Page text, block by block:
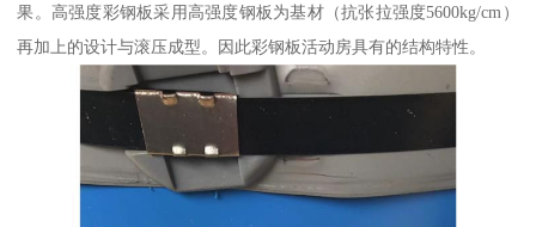
果。高强度彩钢板采用高强度钢板为基材（抗张拉强度5600kg/cm）
再加上的设计与滚压成型。因此彩钢板活动房具有的结构特性。